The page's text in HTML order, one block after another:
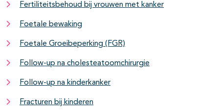
Fertiliteitsbehoud bij vrouwen met kanker
Foetale bewaking
Foetale Groeibeperking (FGR)
Follow-up na cholesteatoomchirurgie
Follow-up na kinderkanker
Fracturen bij kinderen